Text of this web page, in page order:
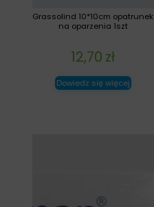
Grassolind 10*10cm opatrunek
na oparzenia 1szt
12,70 zł
Dowiedz się więcej